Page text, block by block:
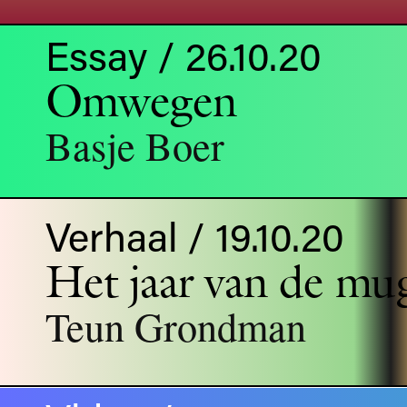
Essay / 26.10.20
Omwegen
Basje Boer
Verhaal / 19.10.20
Het jaar van de
Teun Grondman